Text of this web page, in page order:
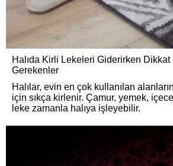
Halıda Kirli Lekeleri Giderirken Dikkat
Gerekenler
Halılar, evin en çok kullanılan
için sıkça kirlenir. Çamur, yemek,
leke zamanla halıya işleyebilir.